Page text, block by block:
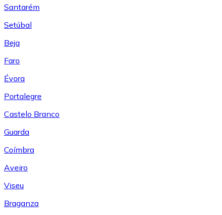
Santarém
Setúbal
Beja
Faro
Évora
Portalegre
Castelo Branco
Guarda
Coímbra
Aveiro
Viseu
Braganza